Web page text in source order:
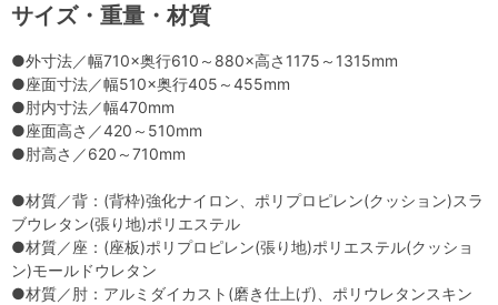
サイズ・重量・材質
●外寸法／幅710×奥行610～880×高さ1175～1315mm
●座面寸法／幅510×奥行405～455mm
●肘内寸法／幅470mm
●座面高さ／420～510mm
●肘高さ／620～710mm
●材質／背：(背枠)強化ナイロン、ポリプロピレン(クッション)スラ
ブウレタン(張り地)ポリエステル
●材質／座：(座板)ポリプロピレン(張り地)ポリエステル(クッショ
ン)モールドウレタン
●材質／肘：アルミダイカスト(磨き仕上げ)、ポリウレタンスキン